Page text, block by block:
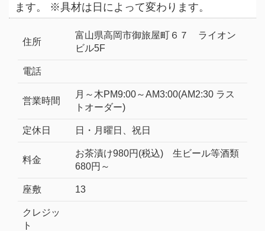
ます。 ※具材は日によって変わります。
住所
富山県高岡市御旅屋町６７ ライオン
ビル5F
電話
営業時間
月～木PM9:00～AM3:00(AM2:30 ラス
トオーダー)
定休日 日・月曜日、祝日
料金
お茶漬け980円(税込) 生ビール等酒類
680円～
座敷 13
クレジッ
ト